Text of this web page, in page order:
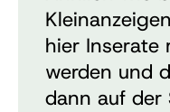
hier Inserate
werden und
dann auf der